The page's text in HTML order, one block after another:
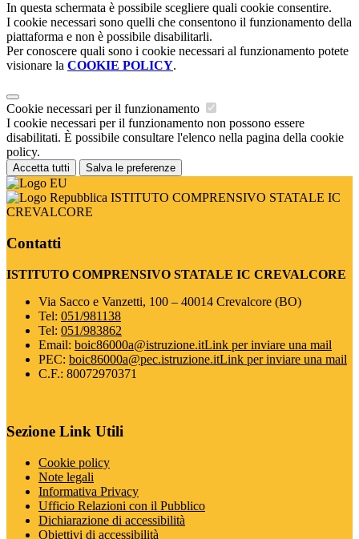
In questa schermata è possibile scegliere quali cookie consentire.
I cookie necessari sono quelli che consentono il funzionamento della
piattaforma e non è possibile disabilitarli.
Per conoscere quali sono i cookie necessari al funzionamento potete
visionare la COOKIE POLICY.
Cookie necessari per il funzionamento
I cookie necessari per il funzionamento non possono essere
disabilitati. È possibile consultare l'elenco nella pagina della cookie
policy.
Accetta tutti Salva le preferenze
ISTITUTO COMPRENSIVO STATALE IC
CREVALCORE
Contatti
ISTITUTO COMPRENSIVO STATALE IC CREVALCORE
Via Sacco e Vanzetti, 100 – 40014 Crevalcore (BO)
Tel: 051/981138
Tel: 051/983862
Email: boic86000a@istruzione.itLink per inviare una mail
PEC: boic86000a@pec.istruzione.itLink per inviare una mail
C.F.: 80072970371
Sezione Link Utili
Cookie policy
Note legali
Informativa Privacy
Ufficio Relazioni con il Pubblico
Dichiarazione di accessibilità
Obiettivi di accessibilità